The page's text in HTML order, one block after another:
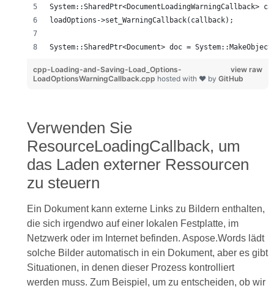
System::SharedPtr<DocumentLoadingWarningCallback>
loadOptions->set_WarningCallback(callback);
System::SharedPtr<Document> doc =
view raw
cpp-Loading-and-Saving-Load_Options-
LoadOptionsWarningCallback.cpp hosted with ❤ by GitHub
Verwenden Sie
ResourceLoadingCallback, um
das Laden externer Ressourcen
zu steuern
Ein Dokument kann externe Links zu Bildern enthalten,
die sich irgendwo auf einer lokalen Festplatte, im
Netzwerk oder im Internet befinden. Aspose.Words lädt
solche Bilder automatisch in ein Dokument, aber es gibt
Situationen, in denen dieser Prozess kontrolliert
werden muss. Zum Beispiel, um zu entscheiden, ob wir